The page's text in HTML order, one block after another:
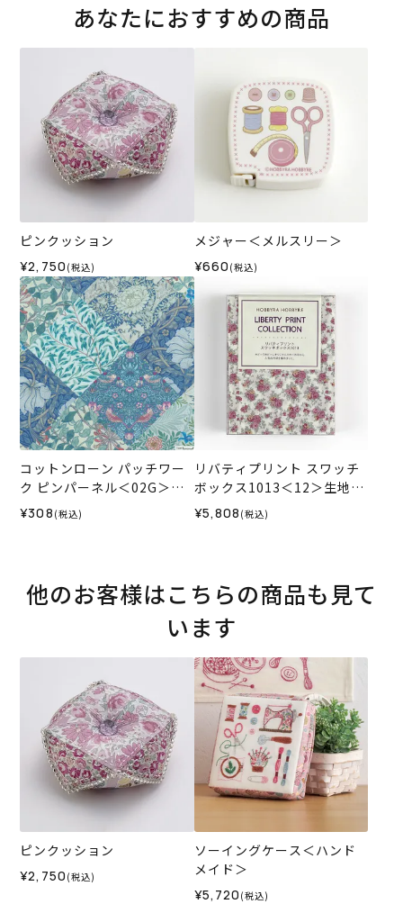
あなたにおすすめの商品
ピンクッション
¥2,750 (税込)
メジャー＜メルスリー＞
¥660 (税込)
コットンローン パッチワー
ク ピンパーネル＜02G＞生
地 ホビーラホビーレデザイ
ンコレクション
¥308 (税込)
リバティプリント スワッチ
ボックス1013＜12＞生地
（ホビーラホビーレオリジ
ナル）
¥5,808 (税込)
他のお客様はこちらの商品も見て
います
ピンクッション
¥2,750 (税込)
ソーイングケース＜ハンド
メイド＞
¥5,720 (税込)